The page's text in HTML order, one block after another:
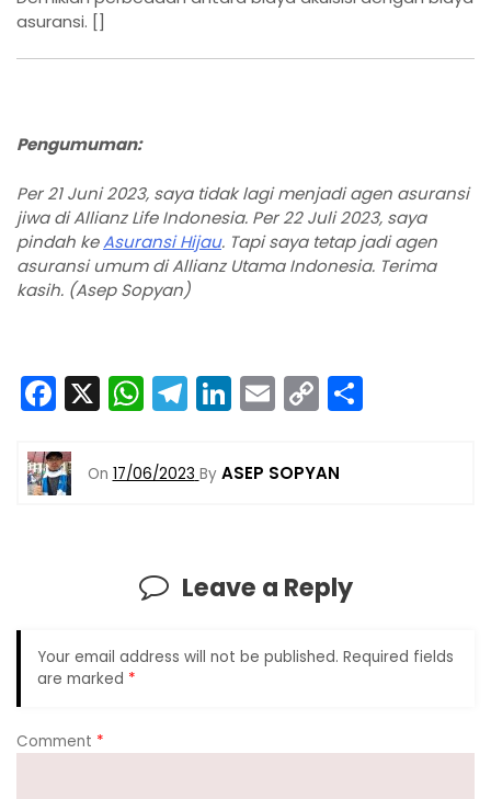
asuransi. []
Pengumuman:
Per 21 Juni 2023, saya tidak lagi menjadi agen asuransi
jiwa di Allianz Life Indonesia. Per 22 Juli 2023, saya
pindah keAsuransi Hijau. Tapi saya tetap jadi agen
asuransi umum di Allianz Utama Indonesia. Terima
kasih. (Asep Sopyan)
F
a
c
e
X W
h
a
ts
p
p
T
el
e
gr
Li
n
k
E
m
ai
C
o
p
n
k
On 17/06/2023 By ASEP SOPYAN
Leave a Reply
Your email address will not be published. Required fields
are marked *
Comment *